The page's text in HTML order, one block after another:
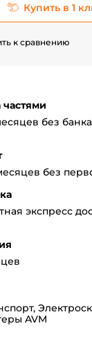
Купить в 1
к сравнению
частями
без
без
экспресс
,
AVM